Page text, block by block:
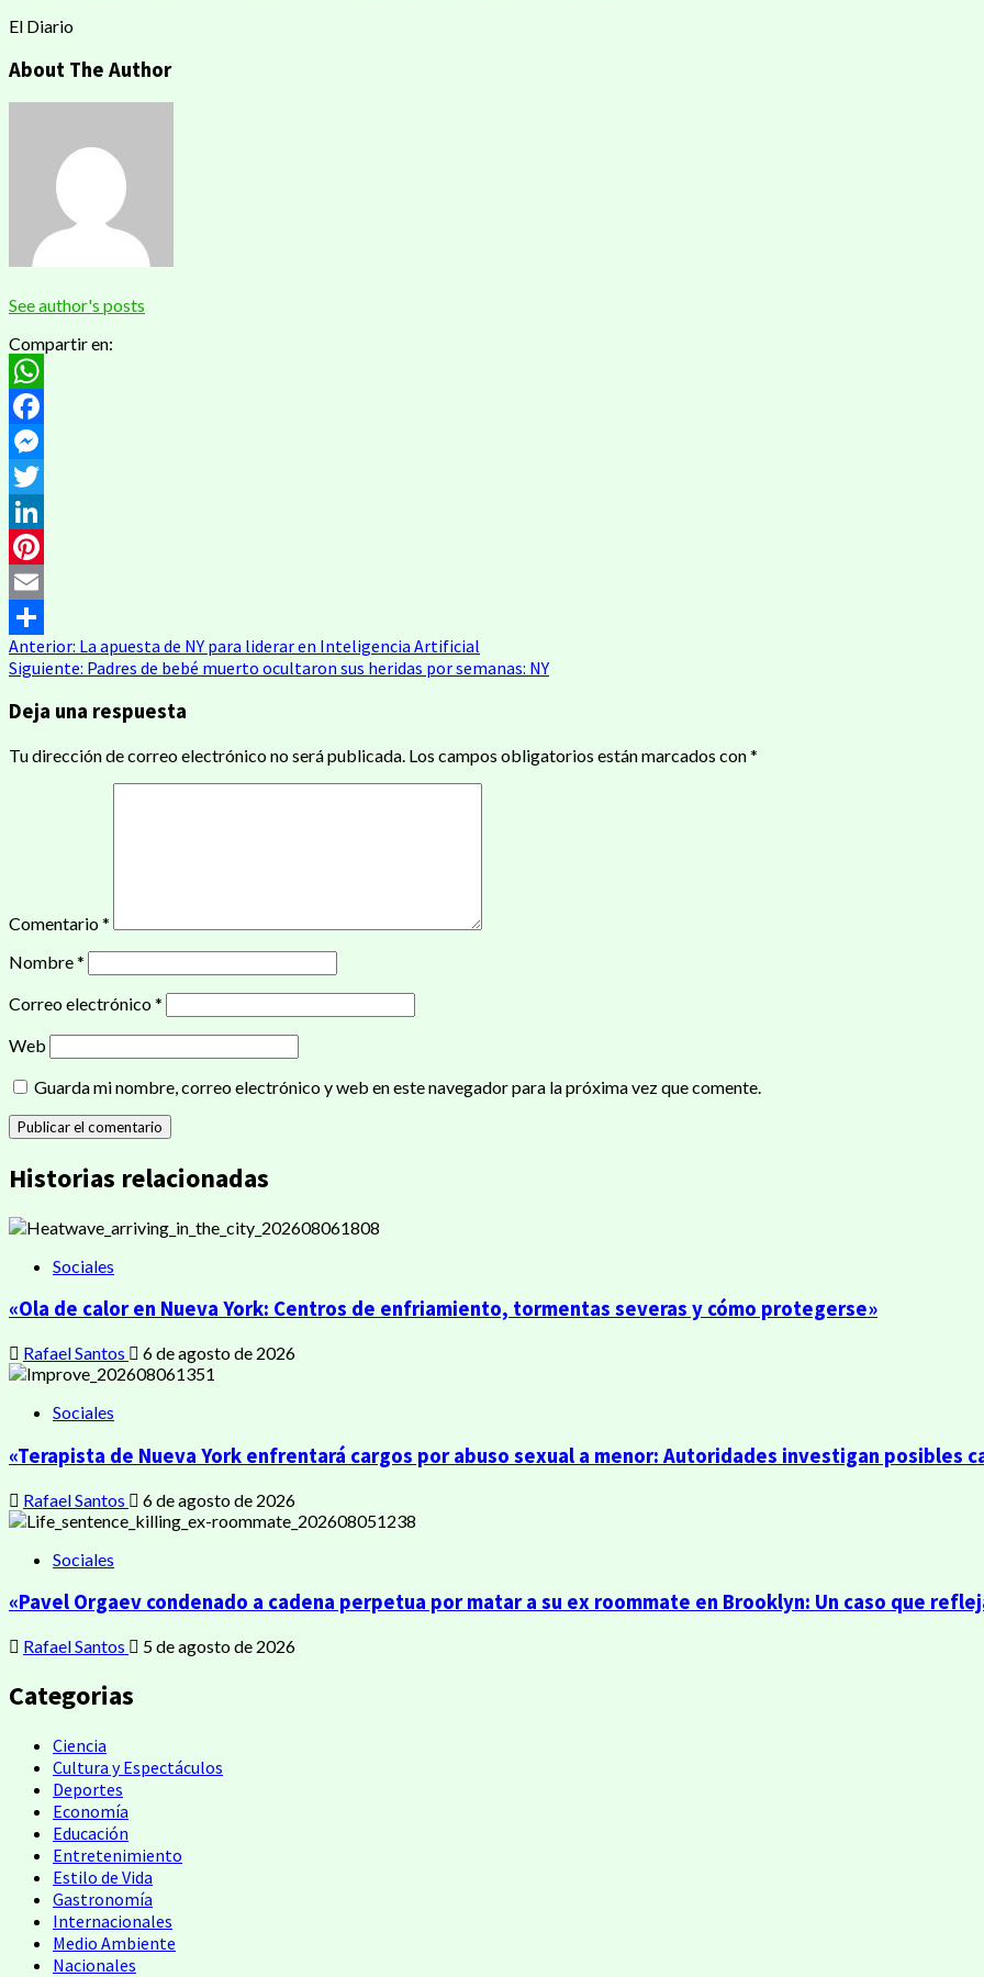
El Diario
About The Author
See author's posts
Compartir en:
WhatsApp
Facebook
Messenger
Twitter
LinkedIn
Pinterest
Email
Compartir
Navegación
de
entradas
Anterior: La apuesta de NY para liderar en Inteligencia Artificial
Siguiente: Padres de bebé muerto ocultaron sus heridas por semanas: NY
Deja una respuesta
Tu dirección de correo electrónico no será publicada. Los campos obligatorios están marcados con*
Comentario*
Nombre*
Correo electrónico*
Web
Guarda mi nombre, correo electrónico y web en este navegador para la próxima vez que comente.
Historias relacionadas
Sociales
«Ola de calor en Nueva York: Centros de enfriamiento, tormentas severas y cómo protegerse»
Rafael Santos 6 de agosto de 2026
Sociales
«Terapista de Nueva York enfrentará cargos por abuso sexual a menor: Autoridades investigan posibles
Rafael Santos 6 de agosto de 2026
Sociales
«Pavel Orgaev condenado a cadena perpetua por matar a su ex roommate en Brooklyn: Un caso que
Rafael Santos 5 de agosto de 2026
Categorias
Ciencia
Cultura y Espectáculos
Deportes
Economía
Educación
Entretenimiento
Estilo de Vida
Gastronomía
Internacionales
Medio Ambiente
Nacionales